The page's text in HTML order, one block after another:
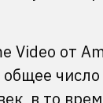
Video от
число
в то